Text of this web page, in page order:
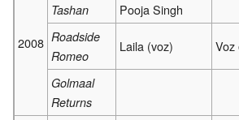
2008
Tashan Pooja Singh
Roadside
Romeo
Laila (voz) Voz
Golmaal
Returns